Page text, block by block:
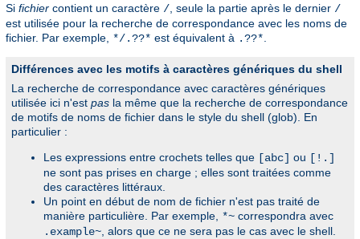
Si fichier contient un caractère / , seule la partie après le dernier /
est utilisée pour la recherche de correspondance avec les noms de
fichier. Par exemple, */.??* est équivalent à .??*
Différences avec les motifs à caractères génériques du shell
La recherche de correspondance avec caractères génériques
utilisée ici n'est pas la même que la recherche de correspondance
de motifs de noms de fichier dans le style du shell (glob). En
particulier :
Les expressions entre crochets telles que [abc] ou [!.]
ne sont pas prises en charge ; elles sont traitées comme
des caractères littéraux.
Un point en début de nom de fichier n'est pas traité de
manière particulière. Par exemple, *~ correspondra avec
.example~ , alors que ce ne sera pas le cas avec le shell.